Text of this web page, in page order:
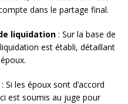
dans le partage final.
liquidation : Sur la base de
est établi, détaillant
: Si les époux sont d’accord
est soumis au juge pour